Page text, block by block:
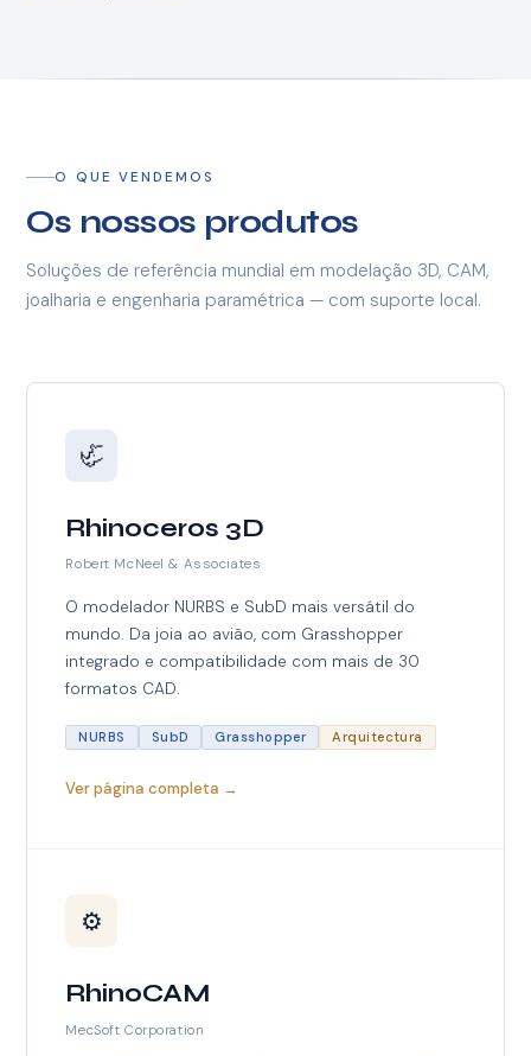
O QUE VENDEMOS
Os nossos produtos
Soluções de referência mundial em modelação 3D, CAM,
joalharia e engenharia paramétrica — com suporte local.
🦏
Rhinoceros 3D
Robert McNeel & Associates
O modelador NURBS e SubD mais versátil do
mundo. Da joia ao avião, com Grasshopper
integrado e compatibilidade com mais de 30
formatos CAD.
NURBS SubD Grasshopper Arquitectura
Ver página completa →
⚙️
RhinoCAM
MecSoft Corporation